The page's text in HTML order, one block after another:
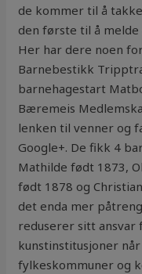
de kommer til å
den første til å melde
Her har dere noen
Barnebestikk
barnehagestart
Bæremeis
lenken til venner og
Google+. De fikk 4
Mathilde født 1873,
født 1878 og
det enda mer
reduserer sitt
kunstinstitusjoner
fylkeskommuner og